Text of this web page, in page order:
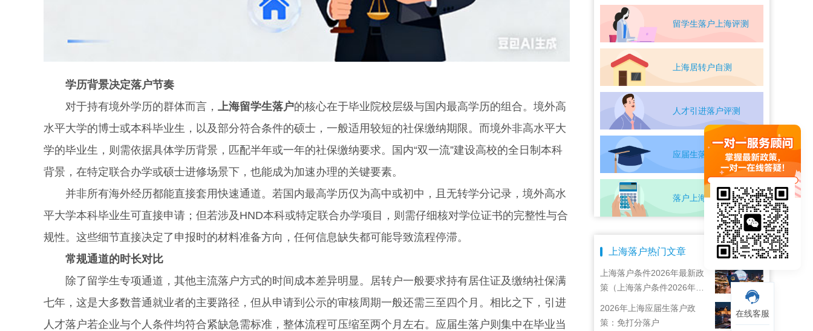
学历背景决定落户节奏
对于持有境外学历的群体而言，
上海留学生落户的核心在于毕业院校层级与国内最高学历的组合。境外高
水平大学的博士或本科毕业生，以及部分符合条件的硕士，一般适用较短的社保缴纳期限。而境外非高水平大
学的毕业生，则需依据具体学历背景，匹配半年或一年的社保缴纳要求。国内“双一流”建设高校的全日制本科
背景，在特定联合办学或硕士进修场景下，也能成为加速办理的关键要素。
并非所有海外经历都能直接套用快速通道。若国内最高学历仅为高中或初中，且无转学分记录，境外高水
平大学本科毕业生可直接申请；但若涉及HND本科或特定联合办学项目，则需仔细核对学位证书的完整性与合
规性。这些细节直接决定了申报时的材料准备方向，任何信息缺失都可能导致流程停滞。
常规通道的时长对比
除了留学生专项通道，其他主流落户方式的时间成本差异明显。居转户一般要求持有居住证及缴纳社保满
七年，这是大多数普通就业者的主要路径，但从申请到公示的审核周期一般还需三至四个月。相比之下，引进
人才落户若企业与个人条件均符合紧缺急需标准，整体流程可压缩至两个月左右。应届生落户则集中在毕业当
留学生落户上海评测
上海居转户自测
人才引进落户评测
应届生落户上海自测
落户上海条件自测
上海落户热门文章
上海落户条件2026年最新政
策（上海落户条件2026年最
新政策解读）
2026年上海应届生落户政
策：免打分落户
在线客服